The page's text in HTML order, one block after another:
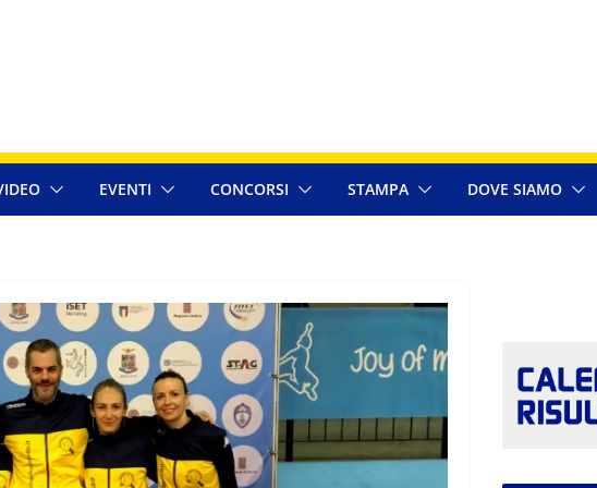
EVENTI CONCORSI STAMPA DOVE SIAMO